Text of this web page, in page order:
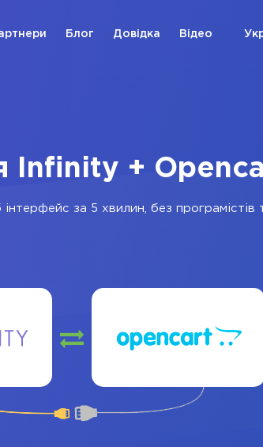
Блог Довідка Відео
Infinity +
за 5 хвилин, без програмістів